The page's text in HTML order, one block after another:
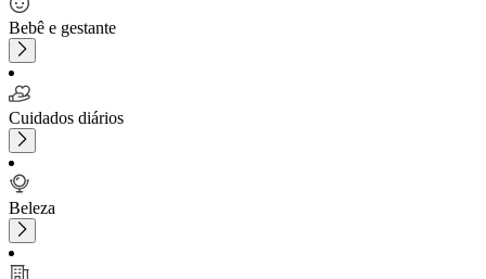
Bebê e gestante
Cuidados diários
Beleza